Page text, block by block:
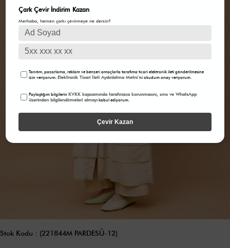
Stok Kodu (221844M PARDESÜ-12)
Çark Çevir İndirim Kazan
Merhaba, hemen çarkı çevirmeye ne dersin?
Tanıtım, pazarlama, reklam ve benzeri amaçlarla tarafıma ticari elektronik ileti gönderilmesine
izin veriyorum.Elektronik Ticari İleti Aydınlatma Metni 'ni okudum onay veriyorum.
Paylaştığım bilgilerinKVKK kapsamında tarafınızca korunmasını, sms ve WhatsApp
üzerinden bilgilendirmeleri almayı kabul ediyorum.
Çevir Kazan